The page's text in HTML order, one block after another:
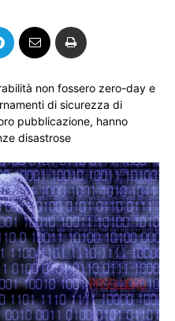
non fossero zero-day e
di sicurezza di
pubblicazione, hanno
disastrose